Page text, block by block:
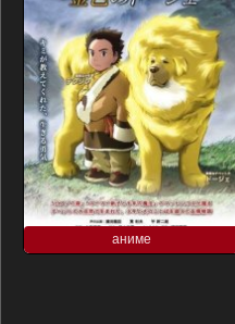
аниме